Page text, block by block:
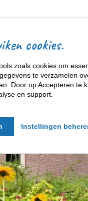
cookies.
zoals cookies om
te verzamelen
Door op Accepteren te
en support.
Instellingen